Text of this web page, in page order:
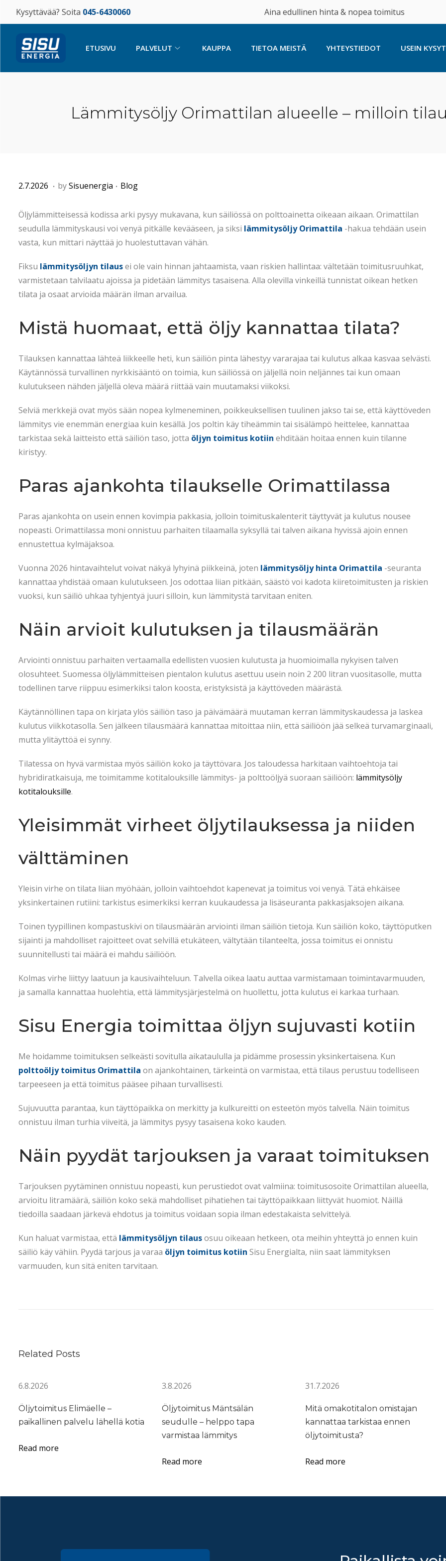
Kysyttävää? Soita 045-6430060 Aina edullinen hinta & nopea toimitus
ETUSIVU PALVELUT KAUPPA TIETOA MEISTÄ YHTEYSTIEDOT USEIN
Lämmitysöljy Orimattilan alueelle – milloin
P
s
t
e
o
n
2.7.2026 2
.
5
.
0
2
6
. bySisuenergia . P
s
t
e
i
n
Blog
Öljylämmitteisessä kodissa arki pysyy mukavana, kun säiliössä on polttoainetta oikeaan aikaan. Orimattilan
seudulla lämmityskausi voi venyä pitkälle kevääseen, ja siksi lämmitysöljy Orimattila -hakua tehdään usein
vasta, kun mittari näyttää jo huolestuttavan vähän.
Fiksu lämmitysöljyn tilausei ole vain hinnan jahtaamista, vaan riskien hallintaa: vältetään toimitusruuhkat,
varmistetaan talvilaatu ajoissa ja pidetään lämmitys tasaisena. Alla olevilla vinkeillä tunnistat oikean hetken
tilata ja osaat arvioida määrän ilman arvailua.
Mistä huomaat, että öljy kannattaa tilata?
Tilauksen kannattaa lähteä liikkeelle heti, kun säiliön pinta lähestyy vararajaa tai kulutus alkaa kasvaa selvästi.
Käytännössä turvallinen nyrkkisääntö on toimia, kun säiliössä on jäljellä noin neljännes tai kun omaan
kulutukseen nähden jäljellä oleva määrä riittää vain muutamaksi viikoksi.
Selviä merkkejä ovat myös sään nopea kylmeneminen, poikkeuksellisen tuulinen jakso tai se, että käyttöveden
lämmitys vie enemmän energiaa kuin kesällä. Jos poltin käy tiheämmin tai sisälämpö heittelee, kannattaa
tarkistaa sekä laitteisto että säiliön taso, jotta öljyn toimitus kotiin ehditään hoitaa ennen kuin tilanne
kiristyy.
Paras ajankohta tilaukselle Orimattilassa
Paras ajankohta on usein ennen kovimpia pakkasia, jolloin toimituskalenterit täyttyvät ja kulutus nousee
nopeasti. Orimattilassa moni onnistuu parhaiten tilaamalla syksyllä tai talven aikana hyvissä ajoin ennen
ennustettua kylmäjaksoa.
Vuonna 2026 hintavaihtelut voivat näkyä lyhyinä piikkeinä, joten lämmitysöljy hinta Orimattila -seuranta
kannattaa yhdistää omaan kulutukseen. Jos odottaa liian pitkään, säästö voi kadota kiiretoimitusten ja riskien
vuoksi, kun säiliö uhkaa tyhjentyä juuri silloin, kun lämmitystä tarvitaan eniten.
Näin arvioit kulutuksen ja tilausmäärän
Arviointi onnistuu parhaiten vertaamalla edellisten vuosien kulutusta ja huomioimalla nykyisen talven
olosuhteet. Suomessa öljylämmitteisen pientalon kulutus asettuu usein noin 2 200 litran vuositasolle, mutta
todellinen tarve riippuu esimerkiksi talon koosta, eristyksistä ja käyttöveden määrästä.
Käytännöllinen tapa on kirjata ylös säiliön taso ja päivämäärä muutaman kerran lämmityskaudessa ja laskea
kulutus viikkotasolla. Sen jälkeen tilausmäärä kannattaa mitoittaa niin, että säiliöön jää selkeä turvamarginaali,
mutta ylitäyttöä ei synny.
Tilatessa on hyvä varmistaa myös säiliön koko ja täyttövara. Jos taloudessa harkitaan vaihtoehtoja tai
hybridiratkaisuja, me toimitamme kotitalouksille lämmitys- ja polttoöljyä suoraan säiliöön: lämmitysöljy
kotitalouksille.
Yleisimmät virheet öljytilauksessa ja niiden
välttäminen
Yleisin virhe on tilata liian myöhään, jolloin vaihtoehdot kapenevat ja toimitus voi venyä. Tätä ehkäisee
yksinkertainen rutiini: tarkistus esimerkiksi kerran kuukaudessa ja lisäseuranta pakkasjaksojen aikana.
Toinen tyypillinen kompastuskivi on tilausmäärän arviointi ilman säiliön tietoja. Kun säiliön koko, täyttöputken
sijainti ja mahdolliset rajoitteet ovat selvillä etukäteen, vältytään tilanteelta, jossa toimitus ei onnistu
suunnitellusti tai määrä ei mahdu säiliöön.
Kolmas virhe liittyy laatuun ja kausivaihteluun. Talvella oikea laatu auttaa varmistamaan toimintavarmuuden,
ja samalla kannattaa huolehtia, että lämmitysjärjestelmä on huollettu, jotta kulutus ei karkaa turhaan.
Sisu Energia toimittaa öljyn sujuvasti kotiin
Me hoidamme toimituksen selkeästi sovitulla aikataululla ja pidämme prosessin yksinkertaisena. Kun
polttoöljy toimitus Orimattila on ajankohtainen, tärkeintä on varmistaa, että tilaus perustuu todelliseen
tarpeeseen ja että toimitus pääsee pihaan turvallisesti.
Sujuvuutta parantaa, kun täyttöpaikka on merkitty ja kulkureitti on esteetön myös talvella. Näin toimitus
onnistuu ilman turhia viiveitä, ja lämmitys pysyy tasaisena koko kauden.
Näin pyydät tarjouksen ja varaat toimituksen
Tarjouksen pyytäminen onnistuu nopeasti, kun perustiedot ovat valmiina: toimitusosoite Orimattilan alueella,
arvioitu litramäärä, säiliön koko sekä mahdolliset pihatiehen tai täyttöpaikkaan liittyvät huomiot. Näillä
tiedoilla saadaan järkevä ehdotus ja toimitus voidaan sopia ilman edestakaista selvittelyä.
Kun haluat varmistaa, että lämmitysöljyn tilausosuu oikeaan hetkeen, ota meihin yhteyttä jo ennen kuin
säiliö käy vähiin. Pyydä tarjous ja varaa öljyn toimitus kotiin Sisu Energialta, niin saat lämmityksen
varmuuden, kun sitä eniten tarvitaan.
ö
j
y
o
i
u
Related Posts
6.8.2026
Öljytoimitus Elimäelle –
paikallinen palvelu lähellä kotia
Read more
3.8.2026
Öljytoimitus Mäntsälän
seudulle – helppo tapa
varmistaa lämmitys
Read more
31.7.2026
Mitä omakotitalon omistajan
kannattaa tarkistaa ennen
öljytoimitusta?
Read more